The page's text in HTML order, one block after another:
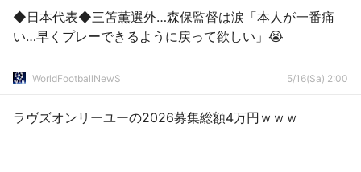
◆日本代表◆三笘薫選外…森保監督は涙「本人が一番痛
い…早くプレーできるように戻って欲しい」😭
WorldFootballNewS 5/16(Sa) 2:00
ラヴズオンリーユーの2026募集総額4万円ｗｗｗ